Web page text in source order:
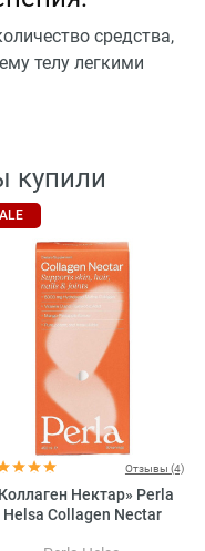
средства,
телу легкими
купили
Отзывы (4)
Нектар» Perla
Helsa Collagen Nectar